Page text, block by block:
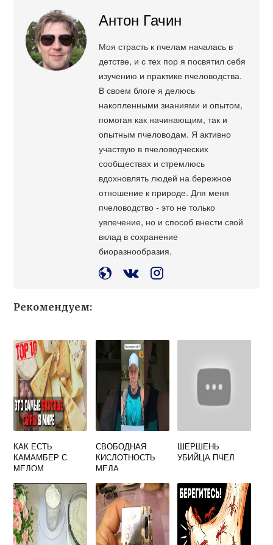
Антон Гачин
Моя страсть к пчелам началась в
детстве, и с тех пор я посвятил себя
изучению и практике пчеловодства.
В своем блоге я делюсь
накопленными знаниями и опытом,
помогая как начинающим, так и
опытным пчеловодам. Я активно
участвую в пчеловодческих
сообществах и стремлюсь
вдохновлять людей на бережное
отношение к природе. Для меня
пчеловодство - это не только
увлечение, но и способ внести свой
вклад в сохранение
биоразнообразия.
Рекомендуем:
КАК ЕСТЬ
КАМАМБЕР С
МЕДОМ
СВОБОДНАЯ
КИСЛОТНОСТЬ
МЕДА
ШЕРШЕНЬ
УБИЙЦА ПЧЕЛ